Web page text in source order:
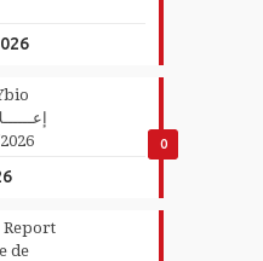
0
01/
Report
de